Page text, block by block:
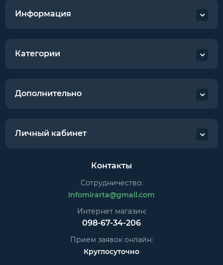
Информация
Категории
Дополнительно
Личный кабинет
Контакты
Сотрудничество:
infomirarta@gmail.com
Интернет магазин:
098-67-34-206
Прием заявок онлайн:
Круглосуточно